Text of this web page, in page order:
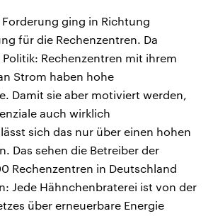
Forderung ging in Richtung
für die Rechenzentren. Da
Rechenzentren mit ihrem
Strom haben hohe
Damit sie aber motiviert werden,
auch wirklich
sich das nur über einen hohen
Das sehen die Betreiber der
Rechenzentren in Deutschland
Jede Hähnchenbraterei ist von der
über erneuerbare Energie